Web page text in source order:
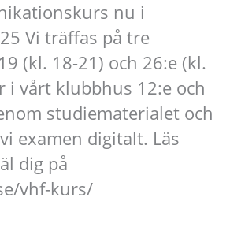
nu i
Vi träffas på tre
(kl. 18-21) och 26:e (kl.
i vårt klubbhus 12:e och
studiematerialet och
examen digitalt. Läs
dig på
vhf-kurs/